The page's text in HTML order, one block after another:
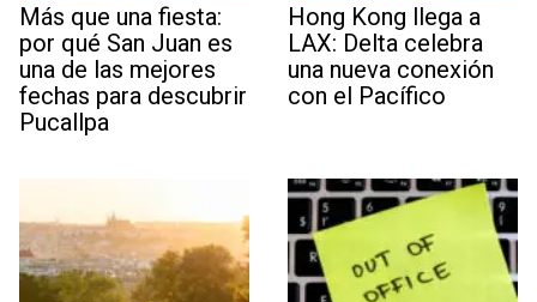
Más que una fiesta:
por qué San Juan es
una de las mejores
fechas para descubrir
Pucallpa
Hong Kong llega a
LAX: Delta celebra
una nueva conexión
con el Pacífico